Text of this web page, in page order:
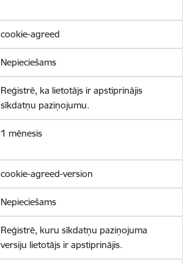
cookie-agreed
Nepieciešams
Reģistrē, ka lietotājs ir apstiprinājis
sīkdatņu paziņojumu.
1 mēnesis
cookie-agreed-version
Nepieciešams
Reģistrē, kuru sīkdatņu paziņojuma
versiju lietotājs ir apstiprinājis.